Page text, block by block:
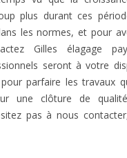
plus durant ces
les normes, et pour
Gilles élagage
seront à votre
parfaire les travaux
une clôture de
pas à nous